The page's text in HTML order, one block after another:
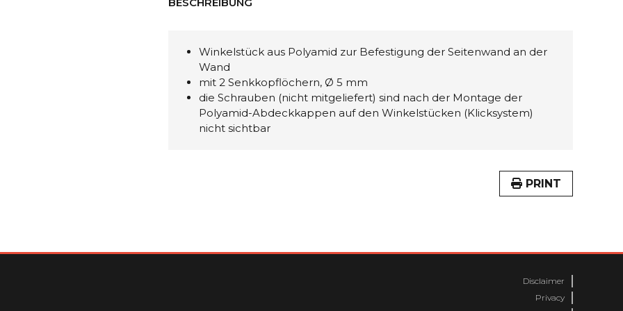
Winkelstück aus Polyamid zur Befestigung der Seitenwand an der
Wand
mit 2 Senkkopflöchern, Ø 5 mm
die Schrauben (nicht mitgeliefert) sind nach der Montage der
Polyamid-Abdeckkappen auf den Winkelstücken (Klicksystem)
nicht sichtbar
PRINT
Disclaimer
Privacy